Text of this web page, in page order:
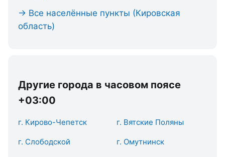
→ Все населённые пункты (Кировская
область)
Другие города в часовом поясе
+03:00
г. Кирово-Чепетск г. Вятские Поляны
г. Слободской г. Омутнинск